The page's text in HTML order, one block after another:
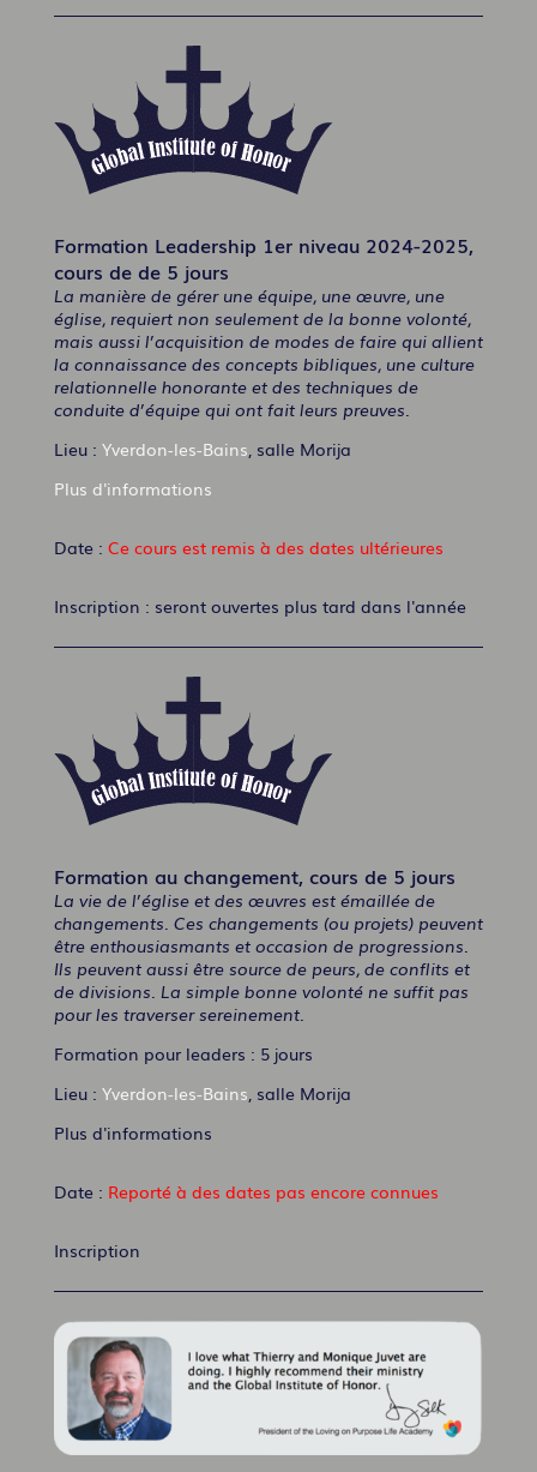
Formation Leadership 1er niveau 2024-2025,
cours de de 5 jours
La manière de gérer une équipe, une œuvre, une
église, requiert non seulement de la bonne volonté,
mais aussi l’acquisition de modes de faire qui allient
la connaissance des concepts bibliques, une culture
relationnelle honorante et des techniques de
conduite d’équipe qui ont fait leurs preuves.
Lieu : Yverdon-les-Bains , salle Morija
Plus d'informations
Date : Ce cours est remis à des dates ultérieures
Inscription : seront ouvertes plus tard dans l'année
Formation au changement, cours de 5 jours
La vie de l’église et des œuvres est émaillée de
changements. Ces changements (ou projets) peuvent
être enthousiasmants et occasion de progressions.
Ils peuvent aussi être source de peurs, de conflits et
de divisions. La simple bonne volonté ne suffit pas
pour les traverser sereinement.
Formation pour leaders : 5 jours
Lieu : Yverdon-les-Bains , salle Morija
Plus d'informations
Date : Reporté à des dates pas encore connues
Inscription